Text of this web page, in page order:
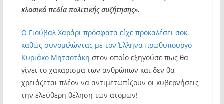
κλασικά πεδία πολιτικής συζήτησης».
Ο Γιούβαλ Χαράρι πρόσφατα είχε προκαλέσει σοκ
καθώς συνομιλώντας με τον Έλληνα πρωθυπουργό
Κυριάκο Μητσοτάκη στον οποίο εξηγούσε πως θα
γίνει το χακάρισμα των ανθρώπων και δεν θα
χρειάζεται πλέον να αντιμετωπίζουν οι κυβερνήσεις
την ελεύθερη θέληση των ατόμων!